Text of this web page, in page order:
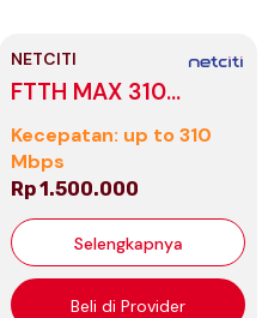
NETCITI
FTTH MAX 310
(Modem)
Kecepatan: up to 310
Mbps
Rp 1.500.000
Selengkapnya
Beli di Provider